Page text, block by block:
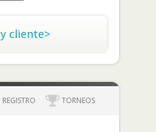
cliente>
REGISTRO TORNEOS